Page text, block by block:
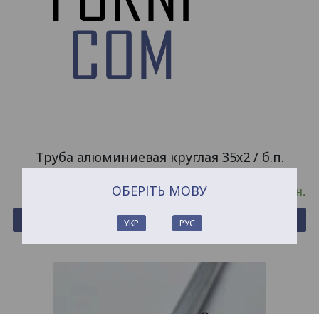
Труба алюминиевая круглая 35х2 / б.п.
грн.
Купить
ОБЕРІТЬ МОВУ
УКР РУС